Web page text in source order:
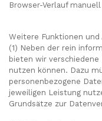
Browser-Verlauf
Weitere Funktionen
(1) Neben der rein
bieten wir
nutzen können. Dazu
personenbezogene
jeweiligen Leistung
Grundsätze zur